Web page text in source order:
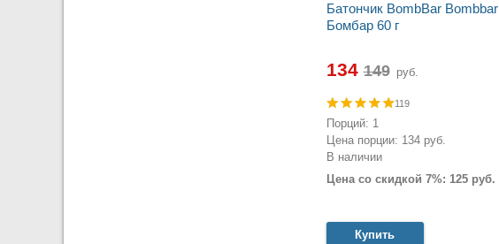
Батончик BombBar Bombbar
Бомбар 60 г
134 руб.
119
Порций: 1
Цена порции: 134 руб.
В наличии
Цена со скидкой 7%: 125 руб.
Купить